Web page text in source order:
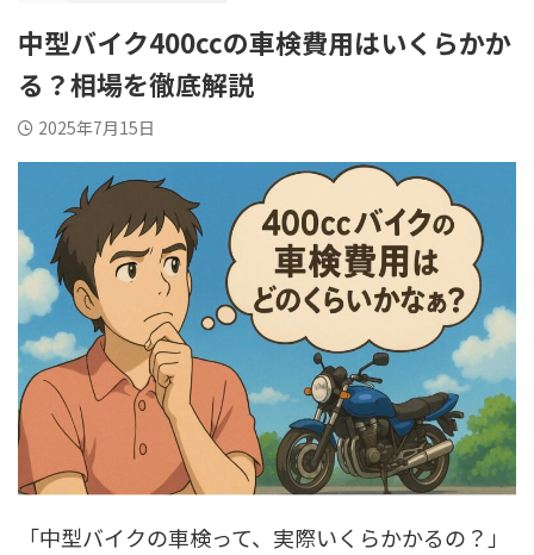
中型バイク400ccの車検費用はいくらかか
る？相場を徹底解説
2025年7月15日
「中型バイクの車検って、実際いくらかかるの？」